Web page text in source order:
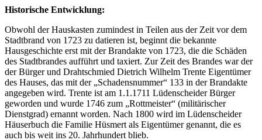
Historische Entwicklung:
Obwohl der Hauskasten zumindest in Teilen aus der Zeit vor dem
Stadtbrand von 1723 zu datieren ist, beginnt die bekannte
Hausgeschichte erst mit der Brandakte von 1723, die die Schäden
des Stadtbrandes aufführt und taxiert. Zur Zeit des Brandes war der
der Bürger und Drahtschmied Dietrich Wilhelm Trente Eigentümer
des Hauses, das mit der „Schadensnummer“ 133 in der Brandakte
angegeben wird. Trente ist am 1.1.1711 Lüdenscheider Bürger
geworden und wurde 1746 zum „Rottmeister“ (militärischer
Dienstgrad) ernannt worden. Nach 1800 wird im Lüdenscheider
Häuserbuch die Familie Hüsmert als Eigentümer genannt, die es
auch bis weit ins 20. Jahrhundert blieb.